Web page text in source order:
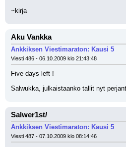
~kirja
Aku Vankka
Ankkiksen Viestimaraton: Kausi 5
Viesti 486 - 06.10.2009 klo 21:43:48
Five days left !
Salwukka, julkaistaanko tallit nyt
Salwer1st/
Ankkiksen Viestimaraton: Kausi 5
Viesti 487 - 07.10.2009 klo 08:14:46